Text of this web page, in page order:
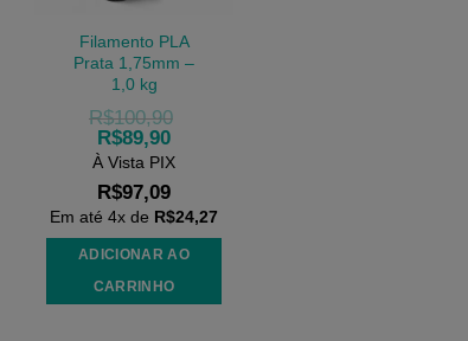
Filamento PLA
Prata 1,75mm –
1,0 kg
R$100,90
R$89,90
À Vista PIX
R$97,09
Em até 4x de R$24,27
ADICIONAR AO
CARRINHO